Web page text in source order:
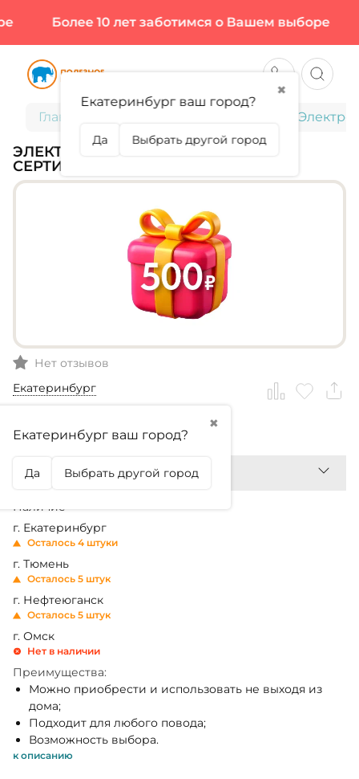
Более 10 лет заботимся о Вашем выборе
Главная
ЭЛЕКТРОННЫЙ ПОДАРОЧНЫЙ
СЕРТИФИКАТ 500 РУБЛЕЙ
Нет отзывов
Екатеринбург
✖
Екатеринбург ваш город?
Да Выбрать другой город
500₽
Наличие
г. Екатеринбург
Осталось 4 штуки
г. Тюмень
Осталось 5 штук
г. Нефтеюганск
Осталось 5 штук
г. Омск
Нет в наличии
Преимущества:
Можно приобрести и использовать не выходя из
дома;
Подходит для любого повода;
Возможность выбора.
к описанию
✖
Екатеринбург ваш город?
Да Выбрать другой город